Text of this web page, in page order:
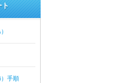
ト
手順